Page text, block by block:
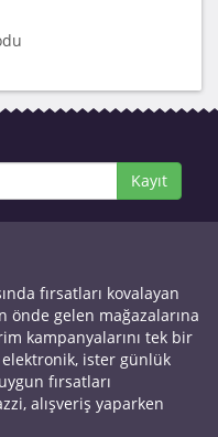
Kayıt
fırsatları kovalayan
önde gelen mağazalarına
kampanyalarını tek bir
ister günlük
fırsatları
alışveriş yaparken